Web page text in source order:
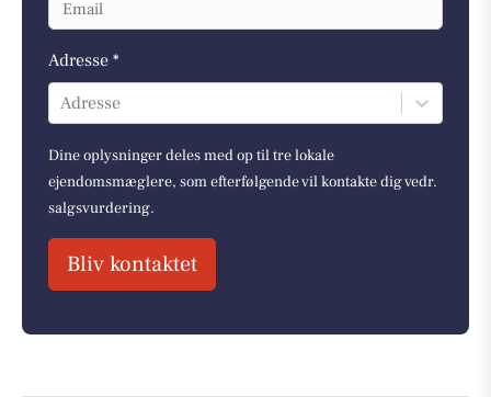
Adresse *
Adresse
Dine oplysninger deles med op til tre lokale
ejendomsmæglere, som efterfølgende vil kontakte dig vedr.
salgsvurdering.
Bliv kontaktet